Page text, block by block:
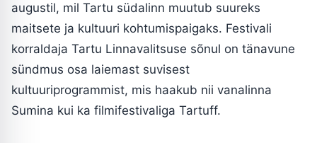
augustil, mil Tartu südalinn muutub suureks
maitsete ja kultuuri kohtumispaigaks. Festivali
korraldaja Tartu Linnavalitsuse sõnul on tänavune
sündmus osa laiemast suvisest
kultuuriprogrammist, mis haakub nii vanalinna
Sumina kui ka filmifestivaliga Tartuff.